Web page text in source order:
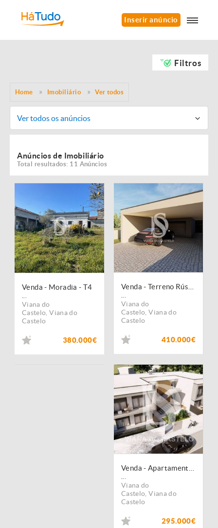
Inserir anúncio
Filtros
Home Imobiliário Ver todos
Ver todos os anúncios
Anúncios de Imobiliário
Total resultados: 11 Anúncios
Venda - Moradia - T4
Viana do
Castelo ,Viana do
Castelo
380.000€
Viana do
Castelo ,Viana do
Castelo
410.000€
Viana do
Castelo ,Viana do
Castelo
295.000€